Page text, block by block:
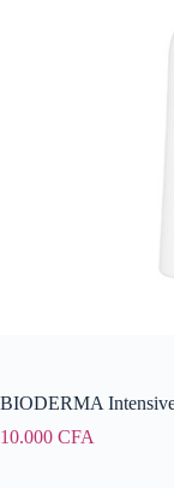
BIODERMA
10.000 CFA